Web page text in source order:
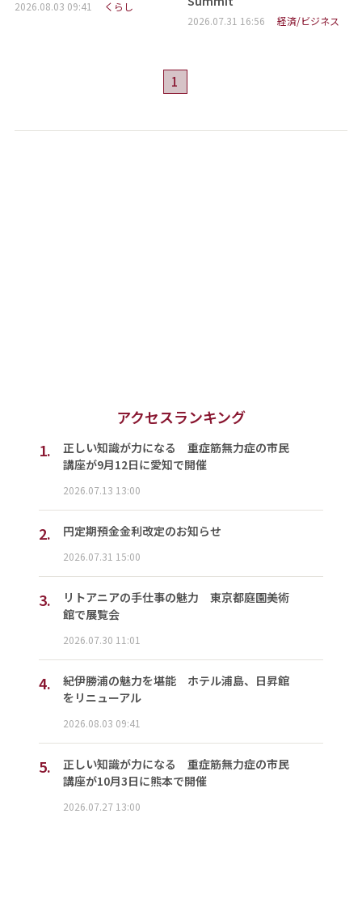
2026.08.03 09:41 くらし
2026.07.31 16:56 経済/ビジネス
1
アクセスランキング
1.
正しい知識が力になる 重症筋無力症の市民
講座が9月12日に愛知で開催
2026.07.13 13:00
2. 円定期預金金利改定のお知らせ
2026.07.31 15:00
3.
リトアニアの手仕事の魅力 東京都庭園美術
館で展覧会
2026.07.30 11:01
4.
紀伊勝浦の魅力を堪能 ホテル浦島、日昇館
をリニューアル
2026.08.03 09:41
5.
正しい知識が力になる 重症筋無力症の市民
講座が10月3日に熊本で開催
2026.07.27 13:00